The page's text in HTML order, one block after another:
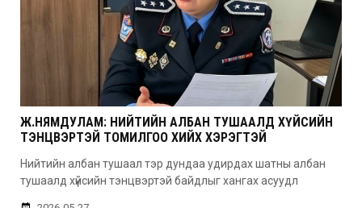
Ж.НЯМДУЛАМ: НИЙТИЙН АЛБАН ТУШААЛД ХҮЙСИЙН
ТЭНЦВЭРТЭЙ ТОМИЛГОО ХИЙХ ХЭРЭГТЭЙ
Нийтийн албан тушаал тэр дундаа удирдах шатны албан
тушаалд хүйсийн тэнцвэртэй байдлыг хангах асуудл